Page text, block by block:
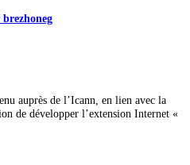
brezhoneg
auprès de l’Icann, en lien avec la
de développer l’extension Internet «